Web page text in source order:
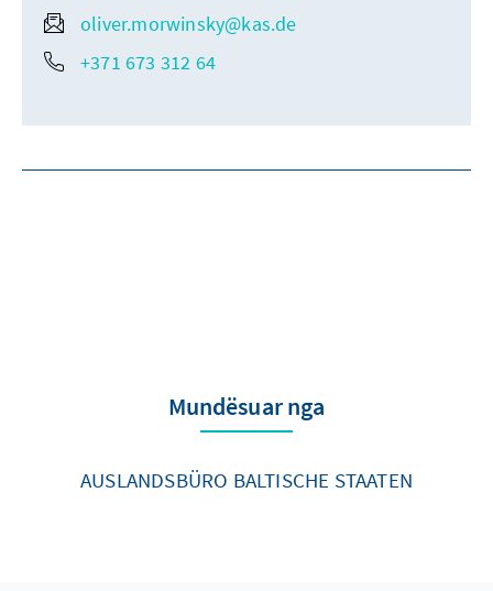
oliver.morwinsky@kas.de
+371 673 312 64
Mundësuar nga
AUSLANDSBÜRO BALTISCHE STAATEN